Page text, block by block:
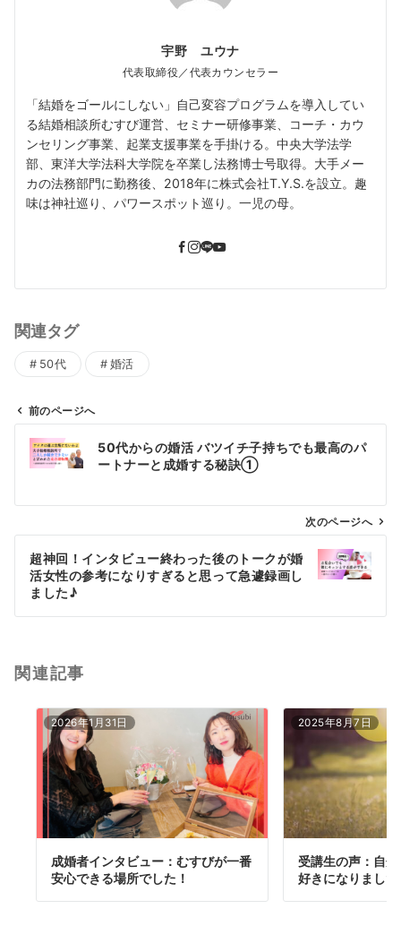
宇野 ユウナ
代表取締役／代表カウンセラー
「結婚をゴールにしない」自己変容プログラムを導入してい
る結婚相談所むすび運営、セミナー研修事業、コーチ・カウ
ンセリング事業、起業支援事業を手掛ける。中央大学法学
部、東洋大学法科大学院を卒業し法務博士号取得。大手メー
カの法務部門に勤務後、2018年に株式会社T.Y.S.を設立。趣
味は神社巡り、パワースポット巡り。一児の母。
関連タグ
50代 婚活
ビ
ン
前のページへ
50代からの婚活 バツイチ子持ちでも最高のパ
ートナーと成婚する秘訣①
次のページへ
超神回！インタビュー終わった後のトークが婚
活女性の参考になりすぎると思って急遽録画し
ました♪
関連記事
2026年1月31日
成婚者インタビュー：むすびが一番
安心できる場所でした！
2025年8月7日
受講生の声：自
好きになりました